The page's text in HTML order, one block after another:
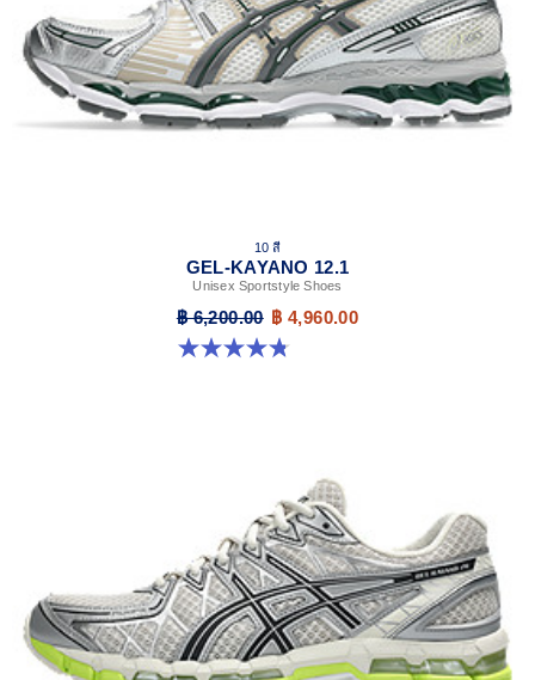
10 สี
GEL-KAYANO 12.1
Unisex Sportstyle Shoes
฿ 6,200.00 ฿ 4,960.00
4.8 จาก 5 ดาว 208 รีวิว